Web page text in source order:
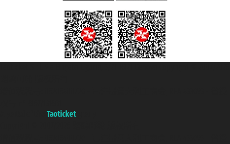
Taoticket